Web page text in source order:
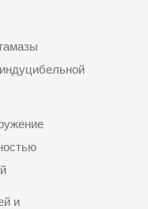
и